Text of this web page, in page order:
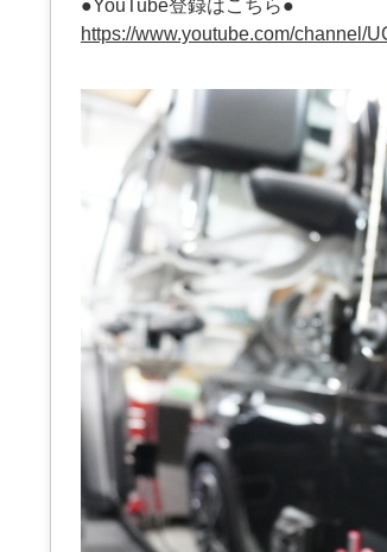
●YouTube登録はこちら●
https://www.youtube.com/channel/